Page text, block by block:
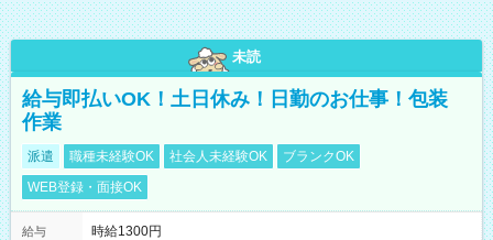
未読
給与即払いOK！土日休み！日勤のお仕事！包装
作業
派遣 職種未経験OK 社会人未経験OK
ブランクOK
WEB登録・面接OK
給与
時給1300円